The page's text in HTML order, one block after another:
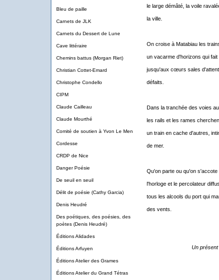
Bleu de paille
Carnets de JLK
Carnets du Dessert de Lune
Cave littéraire
Chemins battus (Morgan Riet)
Christian Cottet-Emard
Christophe Condello
CIPM
Claude Cailleau
Claude Mourthé
Comité de soutien à Yvon Le Men
Cordesse
CRDP de Nice
Danger Poésie
De seuil en seuil
Délit de poésie (Cathy Garcia)
Denis Heudré
Des poétiques, des poésies, des
poètes (Denis Heudré)
Éditions Alidades
Éditions Arfuyen
Éditions Atelier des Grames
Éditions Atelier du Grand Tétras
le large démâté, la voile
la ville.
On croise à Matabiau les
un vacarme d'horizons qui
jusqu'aux cœurs sales
défaits.
Dans la tranchée des voies
les rails et les rames
un train en cache d'autres,
de mer.
Qu'on parte ou qu'on s'accote
l'horloge et le percolateur
tous les alcools du port qui
des vents.
Un